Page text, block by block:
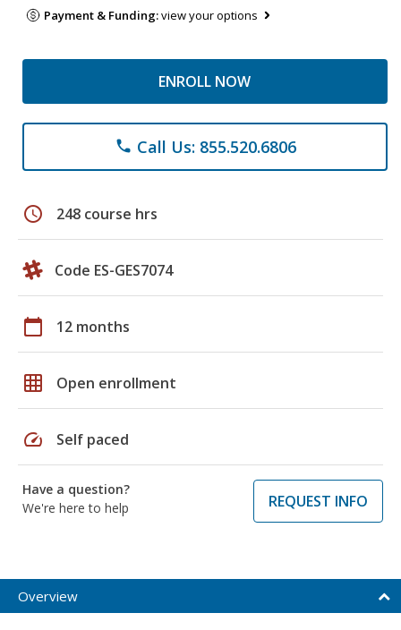
Payment & Funding:view your options
ENROLL NOW
phone Call Us: 855.520.6806
schedule 248 course hrs
Code ES-GES7074
calendar_today 12 months
grid_on Open enrollment
speed Self paced
Have a question?
We're here to help
REQUEST INFO
Overview